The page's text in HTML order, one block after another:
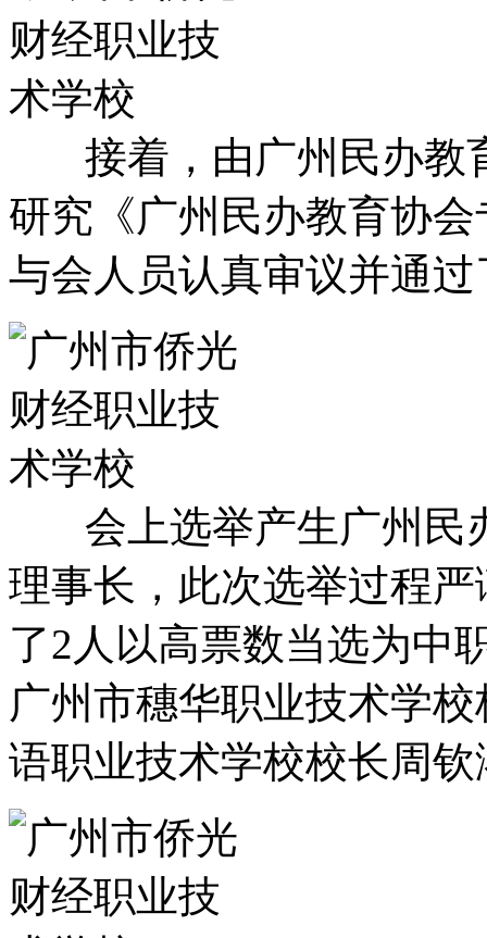
接着，由广州民办教
研究《广州民办教育协
与会人员认真审议并通
会上选举产生广州民
理事长，此次选举过程
了2人以高票数当选为中
广州市穗华职业技术学
语职业技术学校校长周钦